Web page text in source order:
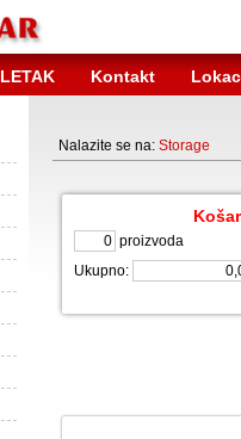
LETAK Kontakt
Nalazite se na: Storage
proizvoda
Ukupno: